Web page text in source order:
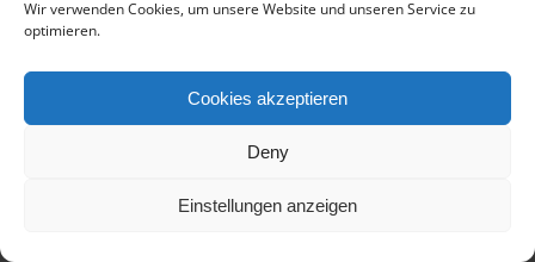
Wir verwenden Cookies, um unsere Website und unseren Service zu
optimieren.
Cookies akzeptieren
Deny
Einstellungen anzeigen
Du musstangemeldetsein, um einen Kommentar abzugeben.
© 2018 Copyright by di.signs - mediendesign. Alle Rechte vorbehalten.
Cookie-Richtlinie (EU)